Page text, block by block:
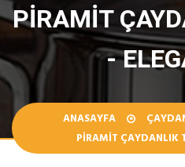
PIRAMIT
-
ANASAYFA
PIRAMIT ÇAYDANLIK